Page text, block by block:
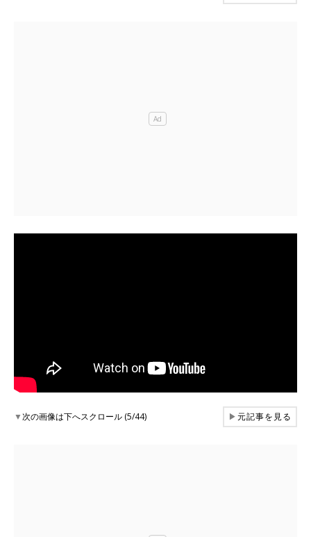
▼次の画像は下へスクロール (5/44) ▶元記事を見る